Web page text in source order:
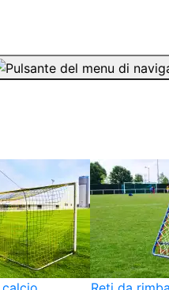
contacter par téléphone